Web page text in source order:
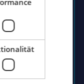
Sie erfahren,
Termin für